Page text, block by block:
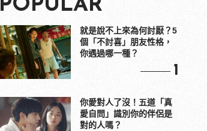
POPULAR
就是說不上來為何討厭？5
個「不討喜」朋友性格，
你遇過哪一種？
1
你愛對人了沒！五道「真
愛自問」識別你的伴侶是
對的人嗎？